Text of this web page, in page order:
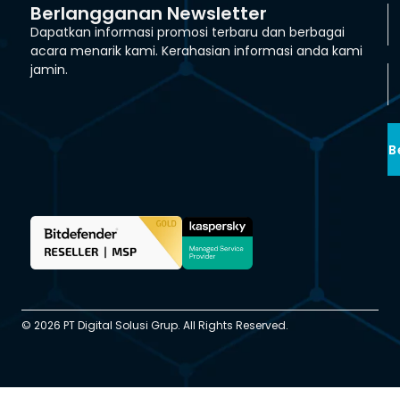
Berlangganan Newsletter
Dapatkan informasi promosi terbaru dan berbagai
acara menarik kami. Kerahasian informasi anda kami
jamin.
© 2026 PT Digital Solusi Grup. All Rights Reserved.